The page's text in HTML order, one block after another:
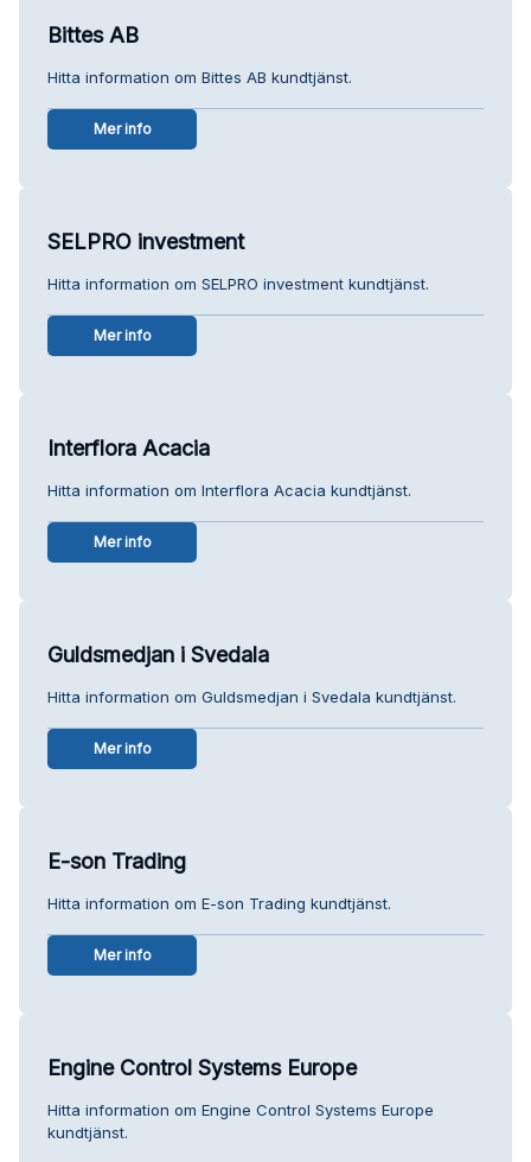
Bittes AB
Hitta information om Bittes AB kundtjänst.
Mer info
SELPRO investment
Hitta information om SELPRO investment kundtjänst.
Mer info
Interflora Acacia
Hitta information om Interflora Acacia kundtjänst.
Mer info
Guldsmedjan i Svedala
Hitta information om Guldsmedjan i Svedala kundtjänst.
Mer info
E-son Trading
Hitta information om E-son Trading kundtjänst.
Mer info
Engine Control Systems Europe
Hitta information om Engine Control Systems Europe
kundtjänst.